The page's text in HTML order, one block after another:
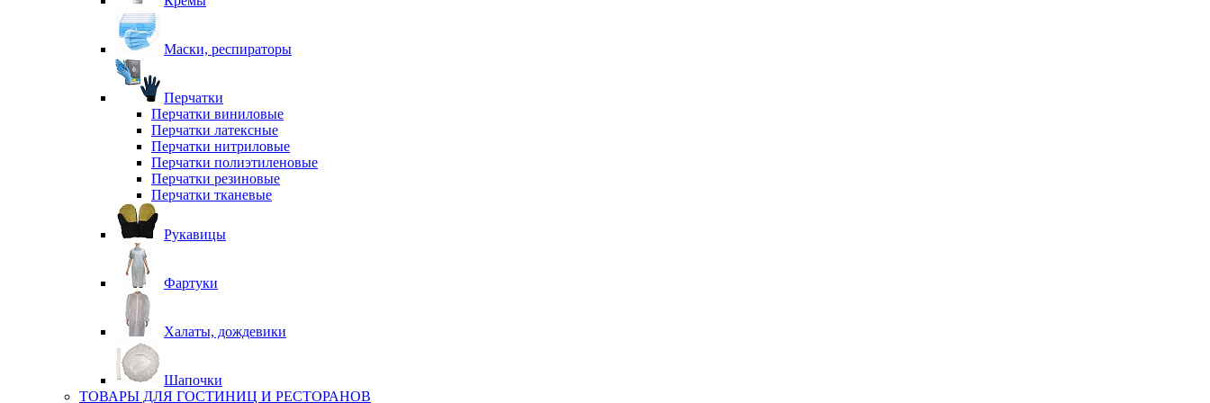
Маски, респираторы
Перчатки
Перчатки виниловые
Перчатки латексные
Перчатки нитриловые
Перчатки полиэтиленовые
Перчатки резиновые
Перчатки тканевые
Рукавицы
Фартуки
Халаты, дождевики
Шапочки
ТОВАРЫ ДЛЯ ГОСТИНИЦ И РЕСТОРАНОВ